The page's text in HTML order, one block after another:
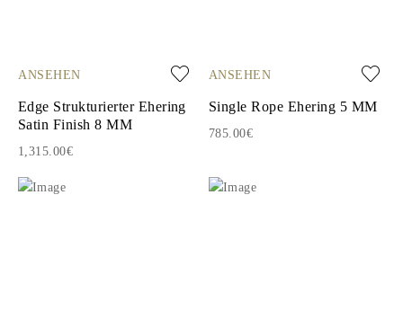
ANSEHEN
Edge Strukturierter Ehering
Satin Finish 8 MM
1,315.00€
ANSEHEN
Single Rope Ehering 5 MM
785.00€